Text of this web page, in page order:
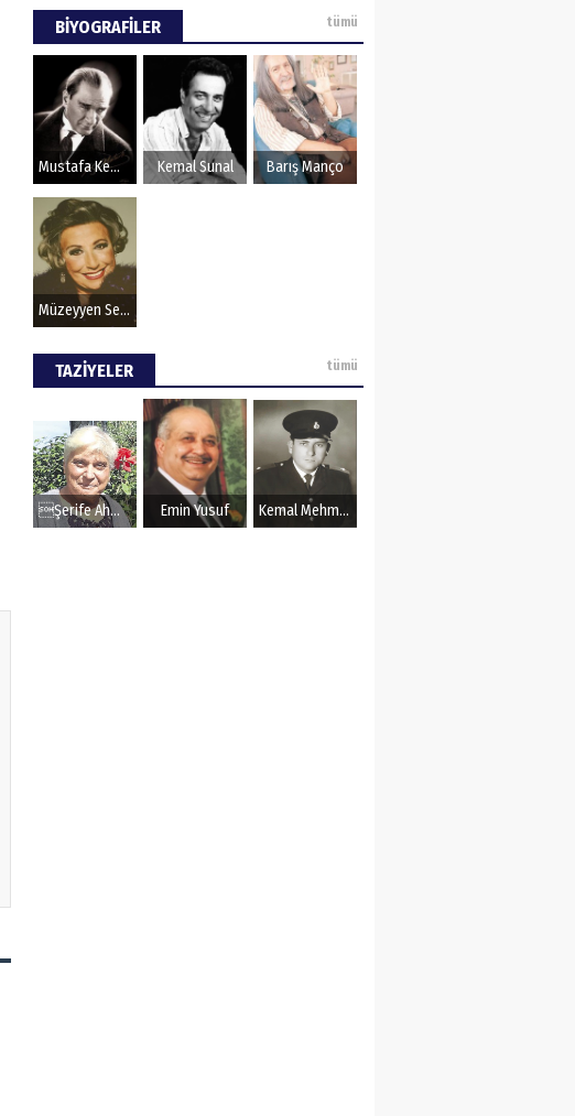
EMPERYALİZMİN TOPLU
HİPNOZU
EVREN MUMCU
BİYOGRAFİLER tümü
Mustafa Kemal Atatürk Kemal Sunal Barış Manço
Müzeyyen Senar
TAZİYELER tümü
Şerife Ahmet Emin Yusuf Kemal Mehmet Kanmaz